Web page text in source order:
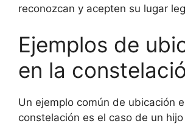
reconozcan y acepten su lugar
Ejemplos de
en la
Un ejemplo común de ubicación
constelación es el caso de un